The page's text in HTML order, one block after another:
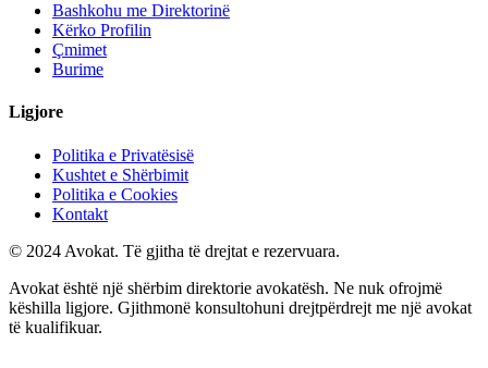
Bashkohu me Direktorinë
Kërko Profilin
Çmimet
Burime
Ligjore
Politika e Privatësisë
Kushtet e Shërbimit
Politika e Cookies
Kontakt
© 2024 Avokat. Të gjitha të drejtat e rezervuara.
Avokat është një shërbim direktorie avokatësh. Ne nuk ofrojmë
këshilla ligjore. Gjithmonë konsultohuni drejtpërdrejt me një avokat
të kualifikuar.